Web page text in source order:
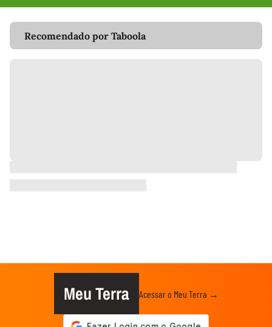
Recomendado por Taboola
Meu Terra Acessar o Meu Terra →